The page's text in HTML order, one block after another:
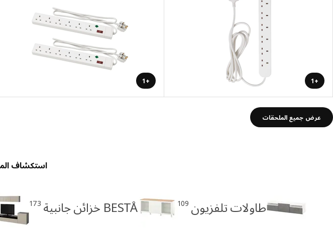
+1
+1
عرض جميع الملحقات
استكشاف
طاولات تلفزيون 109 BESTÅ خزائن جانبية 173